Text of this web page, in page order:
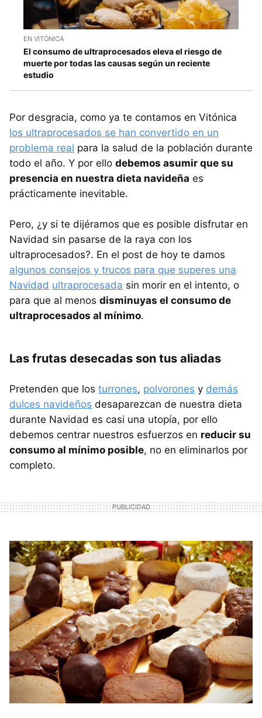
EN VITÓNICA
El consumo de ultraprocesados eleva el riesgo de
muerte por todas las causas según un reciente
estudio
Por desgracia, como ya te contamos en Vitónica
los ultraprocesados se han convertido en un
problema real para la salud de la población durante
todo el año. Y por ello debemos asumir que su
presencia en nuestra dieta navideña es
prácticamente inevitable.
Pero, ¿y si te dijéramos que es posible disfrutar en
Navidad sin pasarse de la raya con los
ultraprocesados?. En el post de hoy te damos
algunos consejos y trucos para que superes una
Navidad ultraprocesada sin morir en el intento, o
para que al menos disminuyas el consumo de
ultraprocesados al mínimo.
Las frutas desecadas son tus aliadas
Pretenden que los turrones, polvorones y demás
dulces navideños desaparezcan de nuestra dieta
durante Navidad es casi una utopía, por ello
debemos centrar nuestros esfuerzos en reducir su
consumo al mínimo posible, no en eliminarlos por
completo.